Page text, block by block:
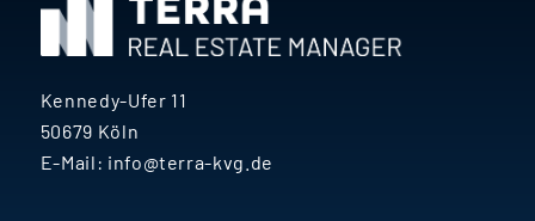
Kennedy-Ufer 11
50679 Köln
E-Mail: info@terra-kvg.de